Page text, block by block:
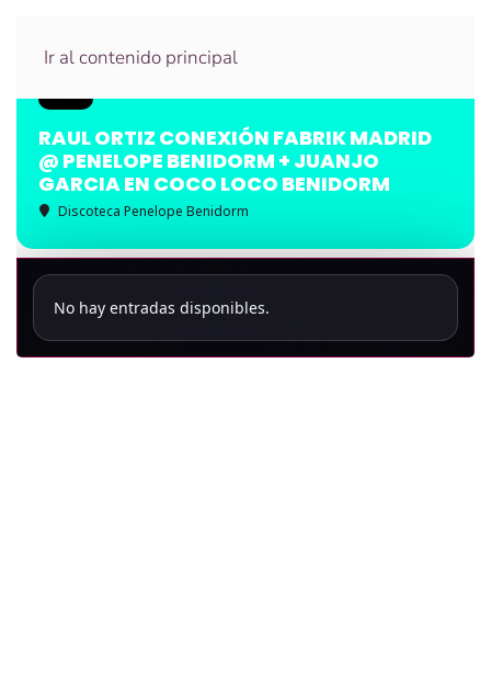
Ir al contenido principal
RAUL ORTIZ CONEXIÓN FABRIK MADRID
@ PENELOPE BENIDORM + JUANJO
GARCIA EN COCO LOCO BENIDORM
Discoteca Penelope Benidorm
No hay entradas disponibles.